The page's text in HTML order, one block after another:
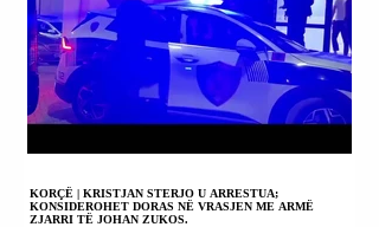
KORÇË | KRISTJAN STERJO U ARRESTUA;
KONSIDEROHET DORAS NË VRASJEN ME ARMË
ZJARRI TË JOHAN ZUKOS.